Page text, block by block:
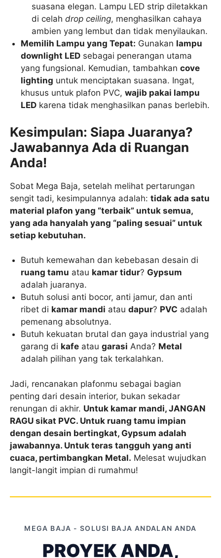
suasana elegan. Lampu LED strip diletakkan
di celahdrop ceiling, menghasilkan cahaya
ambien yang lembut dan tidak menyilaukan.
Memilih Lampu yang Tepat: Gunakan lampu
downlight LED sebagai penerangan utama
yang fungsional. Kemudian, tambahkancove
lighting untuk menciptakan suasana. Ingat,
khusus untuk plafon PVC,wajib pakai lampu
LED karena tidak menghasilkan panas berlebih.
Kesimpulan: Siapa Juaranya?
Jawabannya Ada di Ruangan
Anda!
Sobat Mega Baja, setelah melihat pertarungan
sengit tadi, kesimpulannya adalah: tidak ada satu
material plafon yang “terbaik” untuk semua,
yang ada hanyalah yang “paling sesuai” untuk
setiap kebutuhan.
Butuh kemewahan dan kebebasan desain di
ruang tamu atau kamar tidur? Gypsum
adalah juaranya.
Butuh solusi anti bocor, anti jamur, dan anti
ribet di kamar mandi ataudapur? PVC adalah
pemenang absolutnya.
Butuh kekuatan brutal dan gaya industrial yang
garang di kafe ataugarasi Anda? Metal
adalah pilihan yang tak terkalahkan.
Jadi, rencanakan plafonmu sebagai bagian
penting dari desain interior, bukan sekadar
renungan di akhir. Untuk kamar mandi, JANGAN
RAGU sikat PVC. Untuk ruang tamu impian
dengan desain bertingkat, Gypsum adalah
jawabannya. Untuk teras tangguh yang anti
cuaca, pertimbangkan Metal. Melesat wujudkan
langit-langit impian di rumahmu!
MEGA BAJA - SOLUSI BAJA ANDALAN ANDA
PROYEK ANDA,